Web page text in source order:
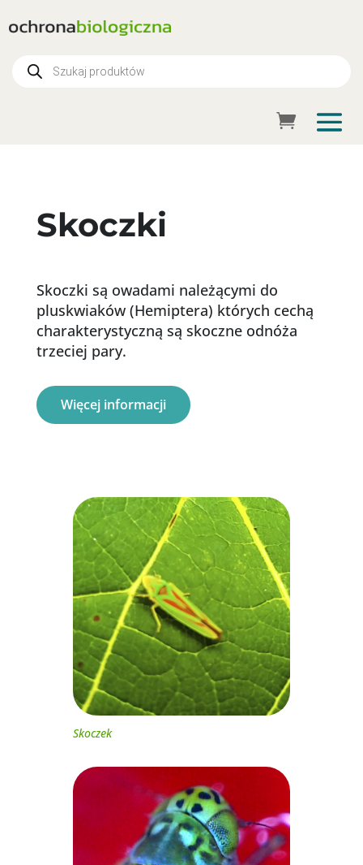
produktów
Skoczki
Skoczki są owadami należącymi do
pluskwiaków (Hemiptera) których cechą
charakterystyczną są skoczne odnóża
trzeciej pary.
Więcej informacji
Skoczek